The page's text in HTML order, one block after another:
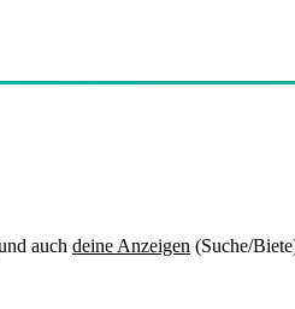
auch deine Anzeigen (Suche/